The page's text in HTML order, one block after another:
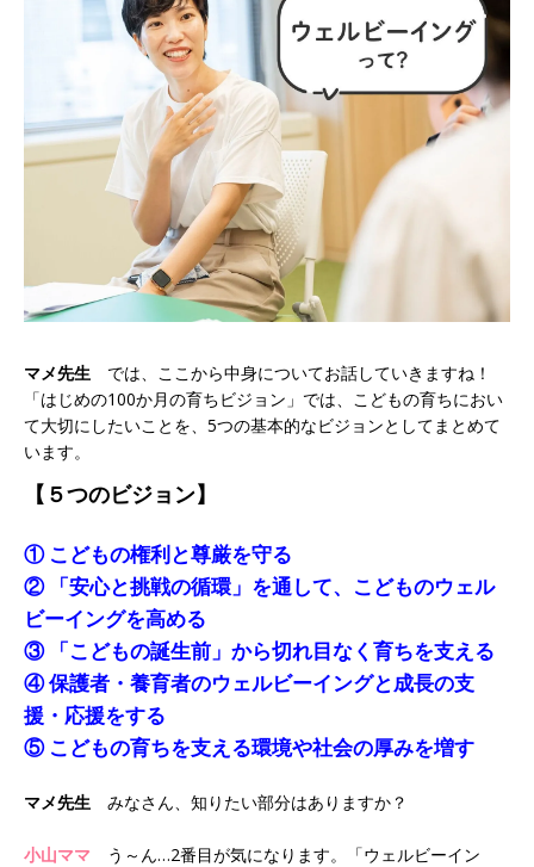
マメ先生 では、ここから中身についてお話していきますね！
「はじめの100か月の育ちビジョン」では、こどもの育ちにおい
て大切にしたいことを、5つの基本的なビジョンとしてまとめて
います。
【５つのビジョン】
① こどもの権利と尊厳を守る
② 「安心と挑戦の循環」を通して、こどものウェル
ビーイングを高める
③ 「こどもの誕生前」から切れ目なく育ちを支える
④ 保護者・養育者のウェルビーイングと成長の支
援・応援をする
⑤ こどもの育ちを支える環境や社会の厚みを増す
マメ先生 みなさん、知りたい部分はありますか？
小山ママ う～ん…2番目が気になります。「ウェルビーイン